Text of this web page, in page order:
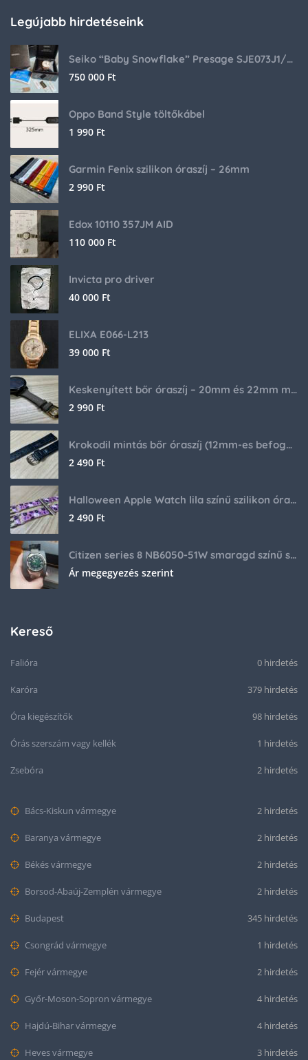
Legújabb hirdetéseink
Seiko “Baby Snowflake” Presage SJE073J1/SARA015 Limited Edition
750 000 Ft
Oppo Band Style töltőkábel
1 990 Ft
Garmin Fenix szilikon óraszíj – 26mm
2 990 Ft
Edox 10110 357JM AID
110 000 Ft
Invicta pro driver
40 000 Ft
ELIXA E066-L213
39 000 Ft
Keskenyített bőr óraszíj – 20mm és 22mm méretben
2 990 Ft
Krokodil mintás bőr óraszíj (12mm-es befogóval rendelkező órához)
2 490 Ft
Halloween Apple Watch lila színű szilikon óraszíj
2 490 Ft
Citizen series 8 NB6050-51W smaragd színű számlappal
Ár megegyezés szerint
Kereső
Falióra 0 hirdetés
Karóra 379 hirdetés
Óra kiegészítők 98 hirdetés
Órás szerszám vagy kellék 1 hirdetés
Zsebóra 2 hirdetés
Bács-Kiskun vármegye 2 hirdetés
Baranya vármegye 2 hirdetés
Békés vármegye 2 hirdetés
Borsod-Abaúj-Zemplén vármegye 2 hirdetés
Budapest 345 hirdetés
Csongrád vármegye 1 hirdetés
Fejér vármegye 2 hirdetés
Győr-Moson-Sopron vármegye 4 hirdetés
Hajdú-Bihar vármegye 4 hirdetés
Heves vármegye 3 hirdetés